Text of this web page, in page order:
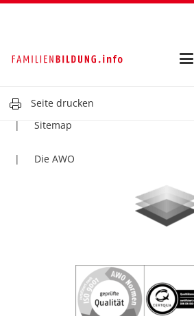
Seite drucken
Impressum
Sitemap
Die AWO